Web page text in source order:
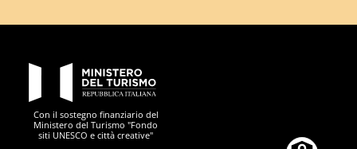
Con il sostegno finanziario del
Ministero del Turismo "Fondo
siti UNESCO e città creative"